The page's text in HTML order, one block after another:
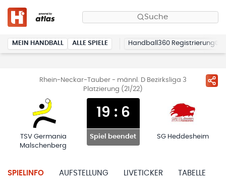
Suche
MEIN HANDBALL ALLE SPIELE Handball360 Registrierung
Rhein-Neckar-Tauber - männl. D Bezirksliga 3
Platzierung (21/22)
TSV Germania
Malschenberg
19 : 6
Spiel beendet SG Heddesheim
SPIELINFO AUFSTELLUNG LIVETICKER TABELLE